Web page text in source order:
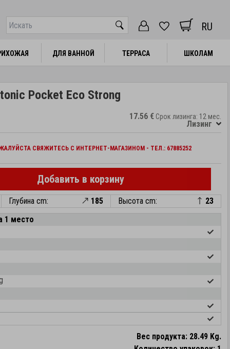
RU
ДЛЯ ВАННОЙ ТЕРРАСА ШКОЛАМ
ДЛЯ ВАННОЙ ТЕРРАСА ШКОЛАМ
Pocket Eco Strong
17.56 € Срок лизинга: 12 мес.
Лизинг
СВЯЖИТЕСЬ С ИНТЕРНЕТ-МАГАЗИНОМ - ТЕЛ.: 67885252
Добавить в корзину
Глубина cm: 185 Высота cm:
23
1 место
Вес продукта: 28.49 Kg.